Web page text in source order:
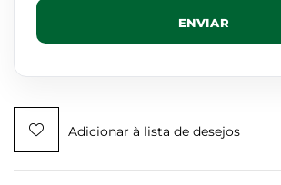
ENVIAR
Adicionar à lista de desejos